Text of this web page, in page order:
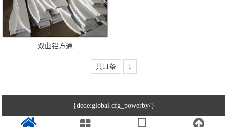
双曲铝方通
共11条 1
{dede:global.cfg_powerby/}